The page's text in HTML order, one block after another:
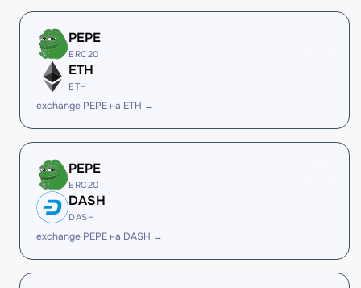
PEPE
ERC20
ETH
ETH
exchange PEPE на ETH →
PEPE
ERC20
DASH
DASH
exchange PEPE на DASH →